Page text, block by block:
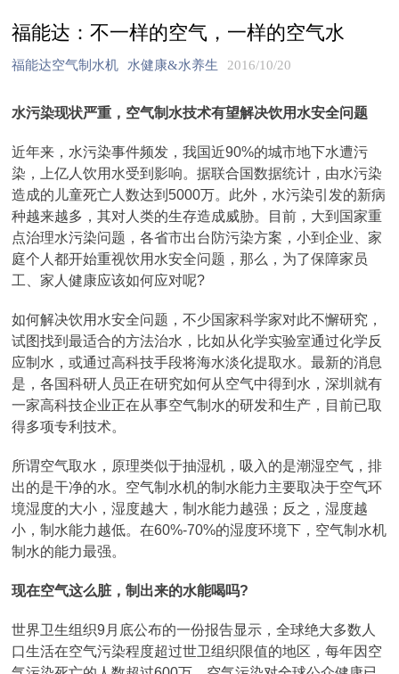
福能达：不一样的空气，一样的空气水
福能达空气制水机 水健康&水养生 2016/10/20
水污染现状严重，空气制水技术有望解决饮用水安全问题
近年来，水污染事件频发，我国近90%的城市地下水遭污
染，上亿人饮用水受到影响。据联合国数据统计，由水污染
造成的儿童死亡人数达到5000万。此外，水污染引发的新病
种越来越多，其对人类的生存造成威胁。目前，大到国家重
点治理水污染问题，各省市出台防污染方案，小到企业、家
庭个人都开始重视饮用水安全问题，那么，为了保障家员
工、家人健康应该如何应对呢?
如何解决饮用水安全问题，不少国家科学家对此不懈研究，
试图找到最适合的方法治水，比如从化学实验室通过化学反
应制水，或通过高科技手段将海水淡化提取水。最新的消息
是，各国科研人员正在研究如何从空气中得到水，深圳就有
一家高科技企业正在从事空气制水的研发和生产，目前已取
得多项专利技术。
所谓空气取水，原理类似于抽湿机，吸入的是潮湿空气，排
出的是干净的水。空气制水机的制水能力主要取决于空气环
境湿度的大小，湿度越大，制水能力越强；反之，湿度越
小，制水能力越低。在60%-70%的湿度环境下，空气制水机
制水的能力最强。
现在空气这么脏，制出来的水能喝吗?
世界卫生组织9月底公布的一份报告显示，全球绝大多数人
口生活在空气污染程度超过世卫组织限值的地区，每年因空